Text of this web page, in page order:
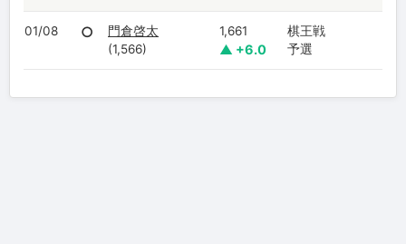
01/08 ○
門倉啓太
(1,566)
1,661
▲ +6.0
棋王戦
予選